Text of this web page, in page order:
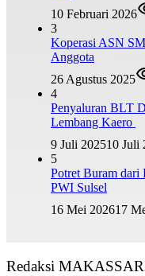
10 Februari 2026
3
Koperasi ASN
Anggota
26 Agustus 2025
4
Penyaluran BLT
Lembang Kaero
9 Juli 202510 Juli
5
Potret Buram dari
PWI Sulsel
16 Mei 202617
Redaksi